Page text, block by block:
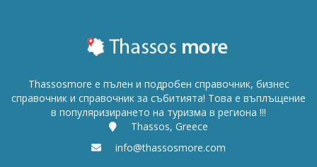
Thassosmore е пълен и подробен справочник, бизнес
справочник и справочник за събитията! Това е въплъщение
в популяризирането на туризма в региона !!!
Thassos, Greece
info@thassosmore.com